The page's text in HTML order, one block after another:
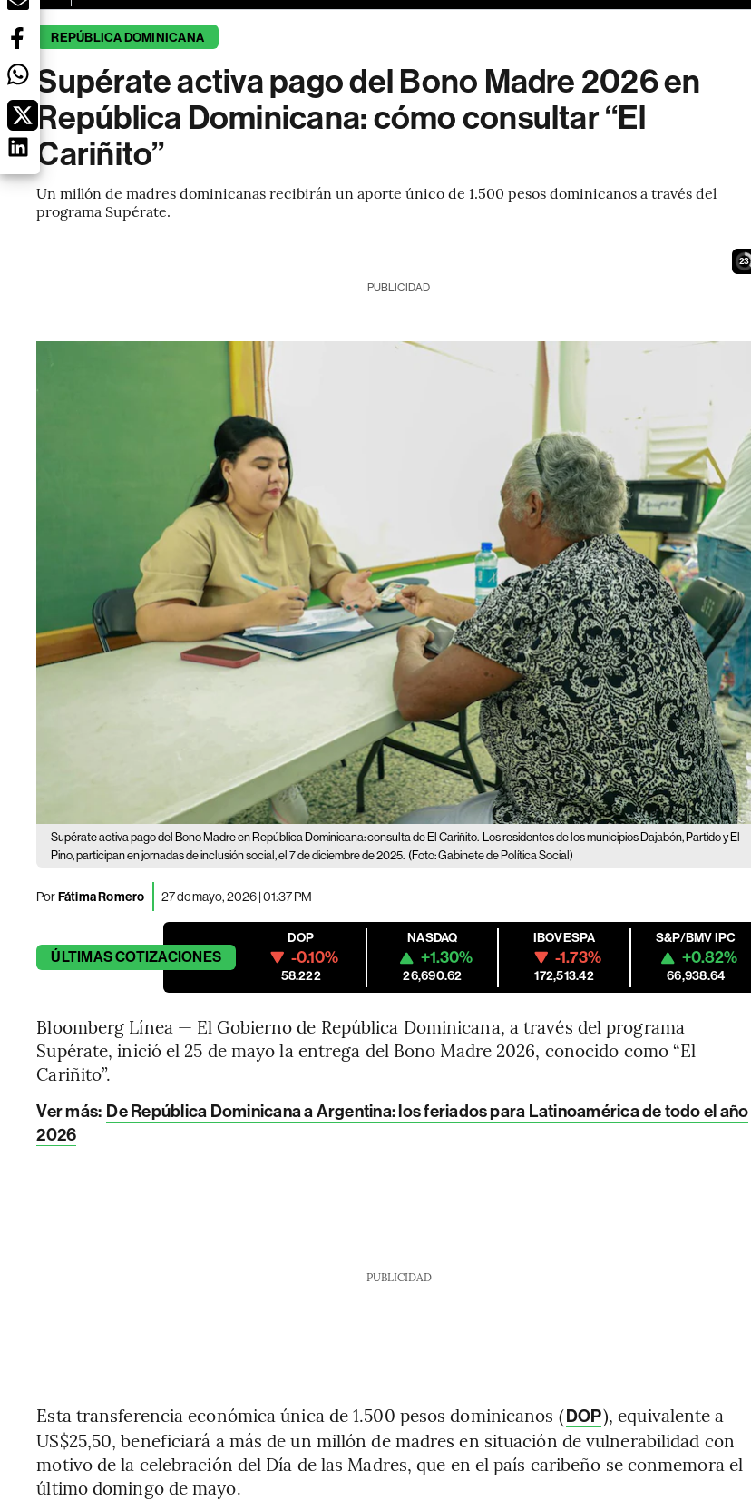
REPÚBLICA DOMINICANA
Supérate activa pago del Bono Madre 2026 en
República Dominicana: cómo consultar “El
Cariñito”
Un millón de madres dominicanas recibirán un aporte único de 1.500 pesos dominicanos a través del
programa Supérate.
22
PUBLICIDAD
Supérate activa pago del Bono Madre en República Dominicana: consulta de El Cariñito. Los residentes de los municipios Dajabón, Partido y El
Pino, participan en jornadas de inclusión social, el 7 de diciembre de 2025. (Foto: Gabinete de Política Social)
PorFátima Romero 27 de mayo, 2026 | 01:37 PM
ÚLTIMASCOTIZACIONES
DOP
-0.10%
58.222
NASDAQ
+1.30%
26,690.62
IBOVESPA
-1.73%
172,513.42
S&P/BMV IPC
+0.82%
66,938.64
Bloomberg Línea — El Gobierno de República Dominicana, a través del programa
Supérate, inició el 25 de mayo la entrega del Bono Madre 2026, conocido como “El
Cariñito”.
Ver más: De República Dominicana a Argentina: los feriados para Latinoamérica de todo el año
2026
PUBLICIDAD
Esta transferencia económica única de 1.500 pesos dominicanos (DOP), equivalente a
US$25,50, beneficiará a más de un millón de madres en situación de vulnerabilidad con
motivo de la celebración del Día de las Madres, que en el país caribeño se conmemora el
último domingo de mayo.